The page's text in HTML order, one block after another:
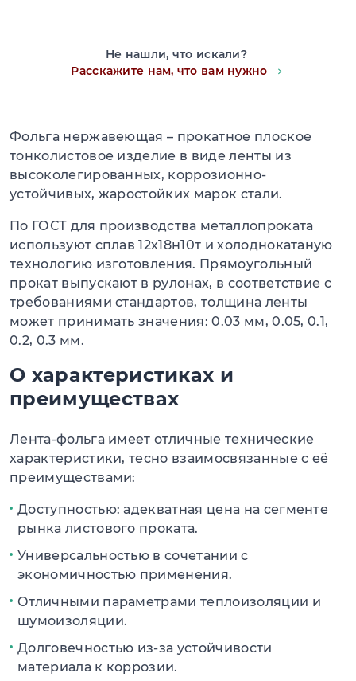
Не нашли, что искали?
Расскажите нам, что вам нужно
Фольга нержавеющая – прокатное плоское
тонколистовое изделие в виде ленты из
высоколегированных, коррозионно-
устойчивых, жаростойких марок стали.
По ГОСТ для производства металлопроката
используют сплав 12х18н10т и холоднокатаную
технологию изготовления. Прямоугольный
прокат выпускают в рулонах, в соответствие с
требованиями стандартов, толщина ленты
может принимать значения: 0.03 мм, 0.05, 0.1,
0.2, 0.3 мм.
О характеристиках и
преимуществах
Лента-фольга имеет отличные технические
характеристики, тесно взаимосвязанные с её
преимуществами:
Доступностью: адекватная цена на сегменте
рынка листового проката.
Универсальностью в сочетании с
экономичностью применения.
Отличными параметрами теплоизоляции и
шумоизоляции.
Долговечностью из-за устойчивости
материала к коррозии.